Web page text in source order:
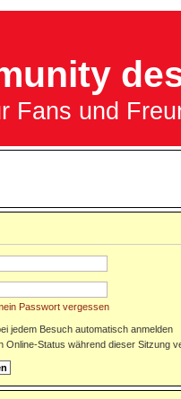
Fans und
Passwort vergessen
jedem Besuch automatisch anmelden
Online-Status während dieser Sitzung